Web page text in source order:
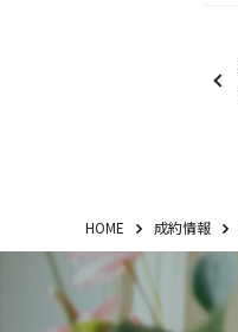
HOME 成約情報